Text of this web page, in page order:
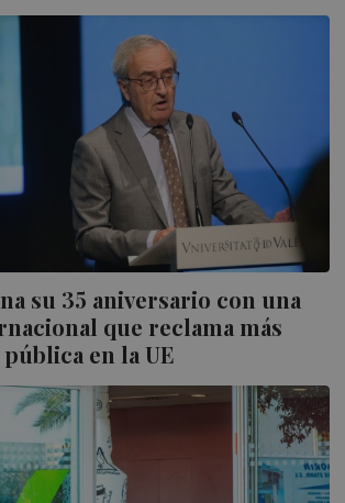
su 35 aniversario con una
que reclama más
en la UE